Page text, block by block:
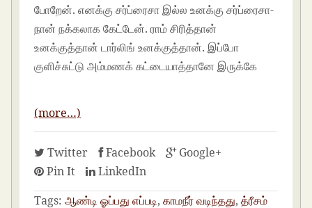
போறேன். எனக்கு சர்ப்ரைசா இல்ல உனக்கு சர்ப்ரைசா-
நான் நக்கலாக கேட்டேன். ராம் சிரித்தான்
உனக்குத்தான் டார்லிங் உனக்குத்தான். இப்போ
குளிச்சுட்டு அம்மணக் கட்டையாத்தானே இருக்கே
(more…)
Twitter Facebook
Google+
Pin It
LinkedIn
Tags: ஆண்டி ஓப்பது எப்படி,காமநீர் வடிந்தது,த்ரீசம்